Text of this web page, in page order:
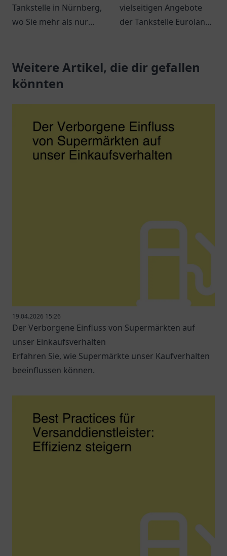
Tankstelle in Nürnberg,
wo Sie mehr als nur
Dienstleistungen
erwarten Sie.
vielseitigen Angebote
der Tankstelle Euroland
Weitere Artikel, die dir gefallen
könnten
19.04.2026 15:26
Der Verborgene Einfluss von Supermärkten auf
unser Einkaufsverhalten
Erfahren Sie, wie Supermärkte unser Kaufverhalten
beeinflussen können.